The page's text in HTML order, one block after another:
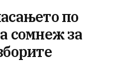
по
сомнеж за